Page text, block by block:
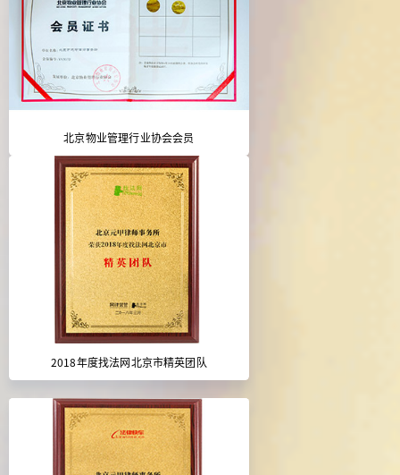
北京物业管理行业协会会员
2018年度找法网北京市精英团队